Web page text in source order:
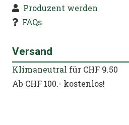
Produzent werden
FAQs
Versand
Klimaneutral für CHF 9.50
Ab CHF 100.- kostenlos!